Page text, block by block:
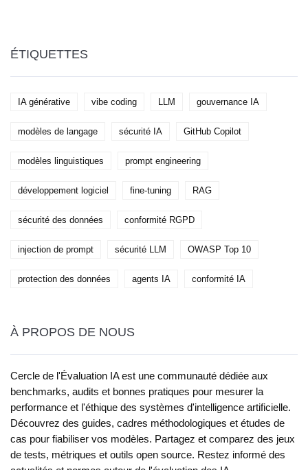
ÉTIQUETTES
IA générative vibe coding LLM gouvernance IA
modèles de langage sécurité IA GitHub Copilot
modèles linguistiques prompt engineering
développement logiciel fine-tuning RAG
sécurité des données conformité RGPD
injection de prompt sécurité LLM OWASP Top 10
protection des données agents IA conformité IA
À PROPOS DE NOUS
Cercle de l'Évaluation IA est une communauté dédiée aux
benchmarks, audits et bonnes pratiques pour mesurer la
performance et l'éthique des systèmes d'intelligence artificielle.
Découvrez des guides, cadres méthodologiques et études de
cas pour fiabiliser vos modèles. Partagez et comparez des jeux
de tests, métriques et outils open source. Restez informé des